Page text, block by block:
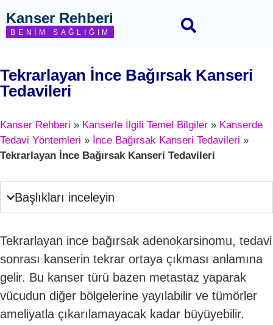
Kanser Rehberi
BENIM SAĞLIĞIM
Tekrarlayan İnce Bağırsak Kanseri
Tedavileri
Kanser Rehberi » Kanserle İlgili Temel Bilgiler » Kanserde
Tedavi Yöntemleri » İnce Bağırsak Kanseri Tedavileri »
Tekrarlayan İnce Bağırsak Kanseri Tedavileri
Başlıkları inceleyin
Tekrarlayan ince bağırsak adenokarsinomu, tedavi
sonrası kanserin tekrar ortaya çıkması anlamına
gelir. Bu kanser türü bazen metastaz yaparak
vücudun diğer bölgelerine yayılabilir ve tümörler
ameliyatla çıkarılamayacak kadar büyüyebilir.